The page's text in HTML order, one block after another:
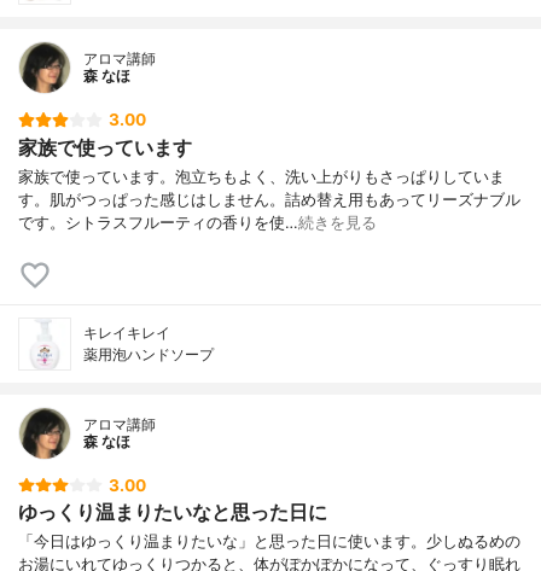
アロマ講師
森 なほ
3.00
家族で使っています
家族で使っています。泡立ちもよく、洗い上がりもさっぱりしていま
す。肌がつっぱった感じはしません。詰め替え用もあってリーズナブル
です。シトラスフルーティの香りを使…続きを見る
キレイキレイ
薬用泡ハンドソープ
アロマ講師
森 なほ
3.00
ゆっくり温まりたいなと思った日に
「今日はゆっくり温まりたいな」と思った日に使います。少しぬるめの
お湯にいれてゆっくりつかると、体がぽかぽかになって、ぐっすり眠れ